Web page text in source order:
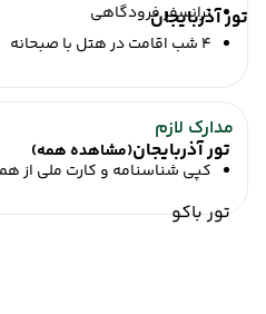
تور آذربایجان
تور آذربایجان(مشاهده همه)
تور باکو
ترانسفر فرودگاهی
4 شب اقامت در هتل با صبحانه
مدارک لازم
کپی شناسنامه و کارت ملی از